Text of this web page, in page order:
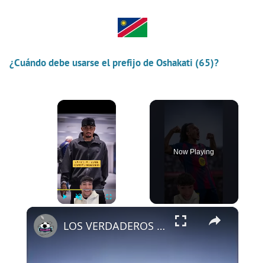
¿Cuándo debe usarse el prefijo de Oshakati (65)?
×
Now Playing
×
LOS VERDADEROS CAPITANES